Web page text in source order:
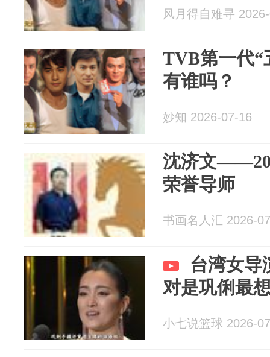
风月得自难寻
TVB第一代“
有谁吗？
妙知 2026-07-16
沈济文
荣誉导师
书画名人汇 2026-
台湾女导
对是巩俐最
小七说篮球 2026-